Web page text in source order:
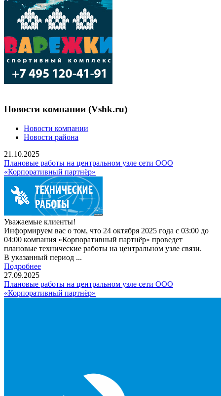
Новости компании (Vshk.ru)
Новости компании
Новости района
21.10.2025
Плановые работы на центральном узле сети ООО
«Корпоративный партнёр»
Уважаемые клиенты!
Информируем вас о том, что 24 октября 2025 года с 03:00 до
04:00 компания «Корпоративный партнёр» проведет
плановые технические работы на центральном узле связи.
В указанный период ...
Подробнее
27.09.2025
Плановые работы на центральном узле сети ООО
«Корпоративный партнёр»